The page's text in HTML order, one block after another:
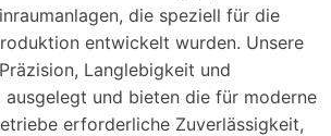
die speziell für die
entwickelt wurden. Unsere
Langlebigkeit und
und bieten die für moderne
erforderliche Zuverlässigkeit,